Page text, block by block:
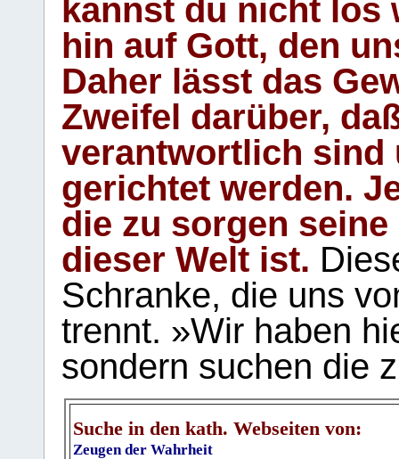
kannst du nicht los
hin auf Gott, den
Daher lässt das
Zweifel darüber,
verantwortlich sind
gerichtet werden.
die zu sorgen
dieser Welt ist.
Schranke, die uns
trennt. »Wir haben
sondern suchen die
Suche in den kath. Webseiten von:
Zeugen der Wahrheit